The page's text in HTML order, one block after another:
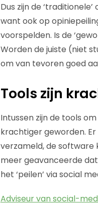
Dus zijn de
want ook op
voorspelden. Is de
Worden de juiste (niet
om van tevoren goed
Tools zijn
Intussen zijn de tools
krachtiger geworden.
verzameld, de software
meer geavanceerde
het ‘peilen’ via social
Adviseur van social-